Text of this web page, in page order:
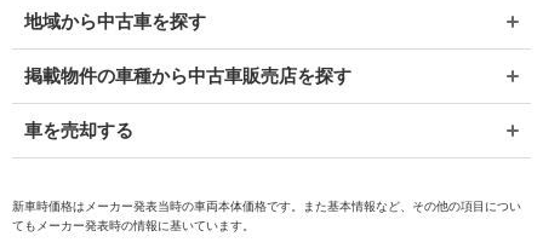
地域から中古車を探す
掲載物件の車種から中古車販売店を探す
車を売却する
新車時価格はメーカー発表当時の車両本体価格です。また基本情報など、その他の項目につい
てもメーカー発表時の情報に基いています。